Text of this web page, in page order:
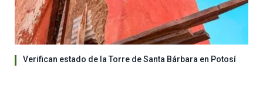
Verifican estado de la Torre de Santa Bárbara en Potosí